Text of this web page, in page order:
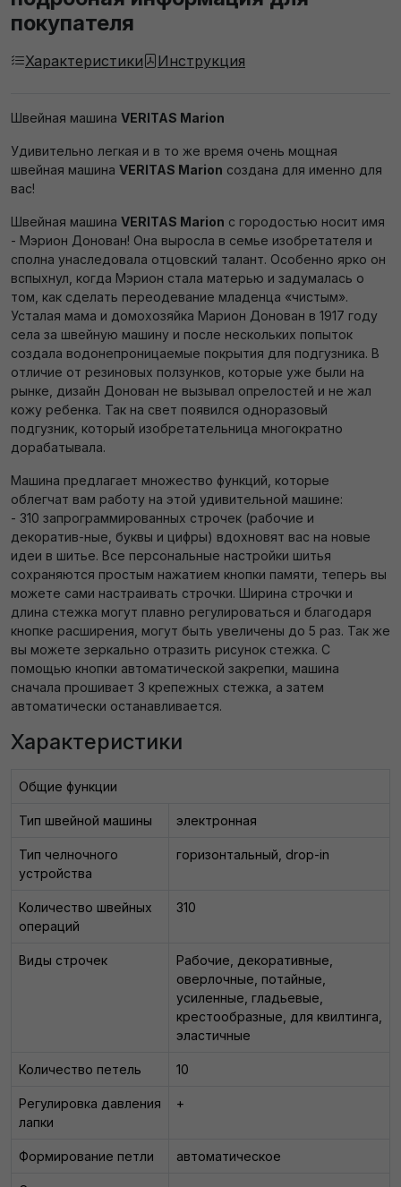
покупателя
Характеристики Инструкция
Швейная машина VERITAS Marion
Удивительно легкая и в то же время очень мощная
швейная машина VERITAS Marion создана для именно для
вас!
Швейная машина VERITAS Marion с городостью носит имя
- Мэрион Донован! Она выросла в семье изобретателя и
сполна унаследовала отцовский талант. Особенно ярко он
вспыхнул, когда Мэрион стала матерью и задумалась о
том, как сделать переодевание младенца «чистым».
Усталая мама и домохозяйка Марион Донован в 1917 году
села за швейную машину и после нескольких попыток
создала водонепроницаемые покрытия для подгузника. В
отличие от резиновых ползунков, которые уже были на
рынке, дизайн Донован не вызывал опрелостей и не жал
кожу ребенка. Так на свет появился одноразовый
подгузник, который изобретательница многократно
дорабатывала.
Машина предлагает множество функций, которые
облегчат вам работу на этой удивительной машине:
- 310 запрограммированных строчек (рабочие и
декоратив-ные, буквы и цифры) вдохновят вас на новые
идеи в шитье. Все персональные настройки шитья
сохраняются простым нажатием кнопки памяти, теперь вы
можете сами настраивать строчки. Ширина строчки и
длина стежка могут плавно регулироваться и благодаря
кнопке расширения, могут быть увеличены до 5 раз. Так же
вы можете зеркально отразить рисунок стежка. С
помощью кнопки автоматической закрепки, машина
сначала прошивает 3 крепежных стежка, а затем
автоматически останавливается.
Характеристики
Общие функции
Тип швейной машины электронная
Тип челночного
устройства
горизонтальный, drop-in
Количество швейных
операций
310
Виды строчек
Рабочие, декоративные,
оверлочные, потайные,
усиленные, гладьевые,
крестообразные, для квилтинга,
эластичные
Количество петель 10
Регулировка давления
лапки
+
Формирование петли автоматическое